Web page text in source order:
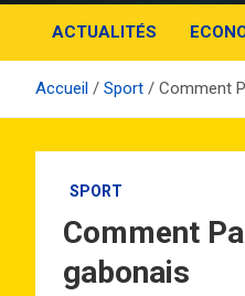
ACTUALITÉS
Accueil Sport Comment
SPORT
Comment
gabonais